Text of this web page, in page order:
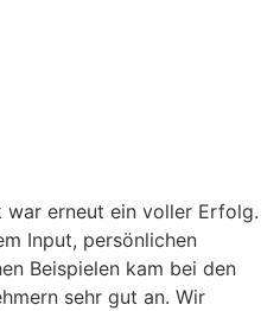
war erneut ein voller Erfolg.
Input, persönlichen
Beispielen kam bei den
sehr gut an. Wir